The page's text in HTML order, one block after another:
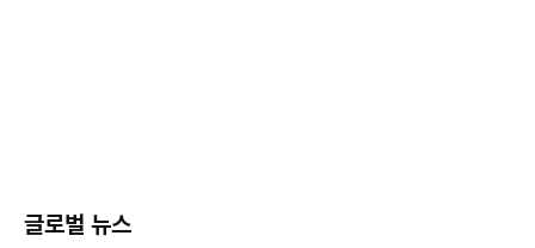
글로벌 뉴스